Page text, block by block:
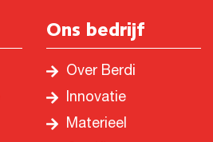
Ons bedrijf
Over Berdi
Innovatie
Materieel